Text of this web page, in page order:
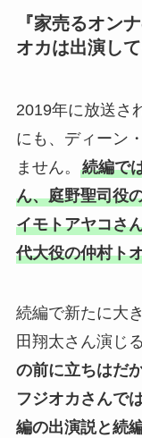
『家売るオン
オカは出演し
2019年に放送さ
にも、ディーン
ません。 続編で
ん、庭野聖司役
イモトアヤコさ
代大役の仲村ト
続編で新たに大
田翔太さん演じ
の前に立ちはだ
フジオカさんで
編の出演説と続